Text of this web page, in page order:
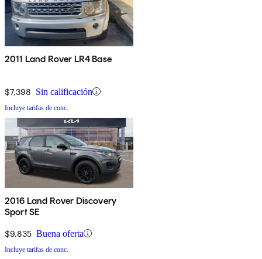
2011 Land Rover LR4 Base
$7,398 Sin calificación
Incluye tarifas de conc.
2016 Land Rover Discovery
Sport SE
$9,835 Buena oferta
Incluye tarifas de conc.